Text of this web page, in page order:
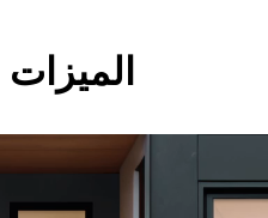
الميزات